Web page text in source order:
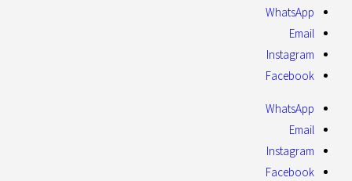
WhatsApp
Email
Instagram
Facebook
WhatsApp
Email
Instagram
Facebook